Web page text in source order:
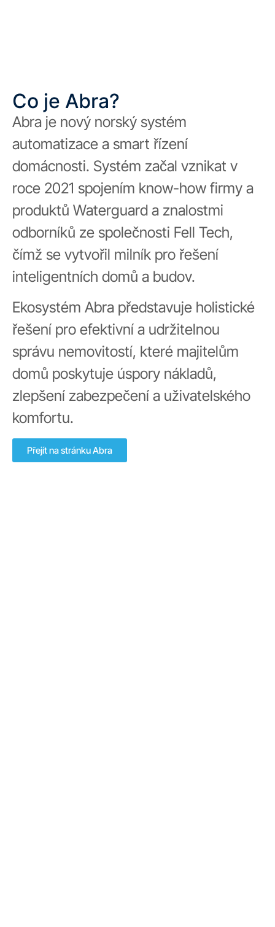
Co je Abra?
Abra je nový norský systém
automatizace a smart řízení
domácnosti. Systém začal vznikat v
roce 2021 spojením know-how firmy a
produktů Waterguard a znalostmi
odborníků ze společnosti Fell Tech,
čímž se vytvořil milník pro řešení
inteligentních domů a budov.
Ekosystém Abra představuje holistické
řešení pro efektivní a udržitelnou
správu nemovitostí, které majitelům
domů poskytuje úspory nákladů,
zlepšení zabezpečení a uživatelského
komfortu.
Přejít na stránku Abra